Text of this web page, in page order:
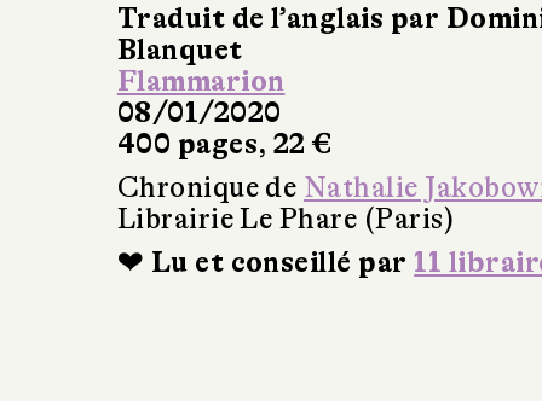
Traduit de l’anglais par
Blanquet
Flammarion
08/01/2020
400 pages, 22 €
Chronique de Nathalie
Librairie Le Phare (Paris)
❤ Lu et conseillé par 11